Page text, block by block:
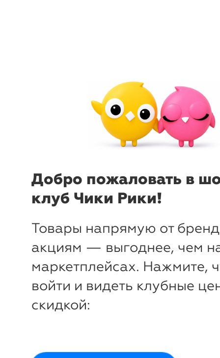
Добро пожаловать в
клуб Чики Рики!
Товары напрямую от
акциям — выгоднее, чем
маркетплейсах. Нажмите,
войти и видеть клубные
скидкой: